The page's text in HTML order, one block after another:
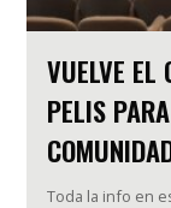
VUELVE EL
PELIS
Toda la info en